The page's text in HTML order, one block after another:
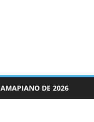
AMAPIANO DE 2026